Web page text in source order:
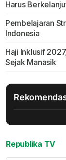
Harus
Pembelajaran
Indonesia
Haji Inklusif
Sejak Manasik
Republika TV